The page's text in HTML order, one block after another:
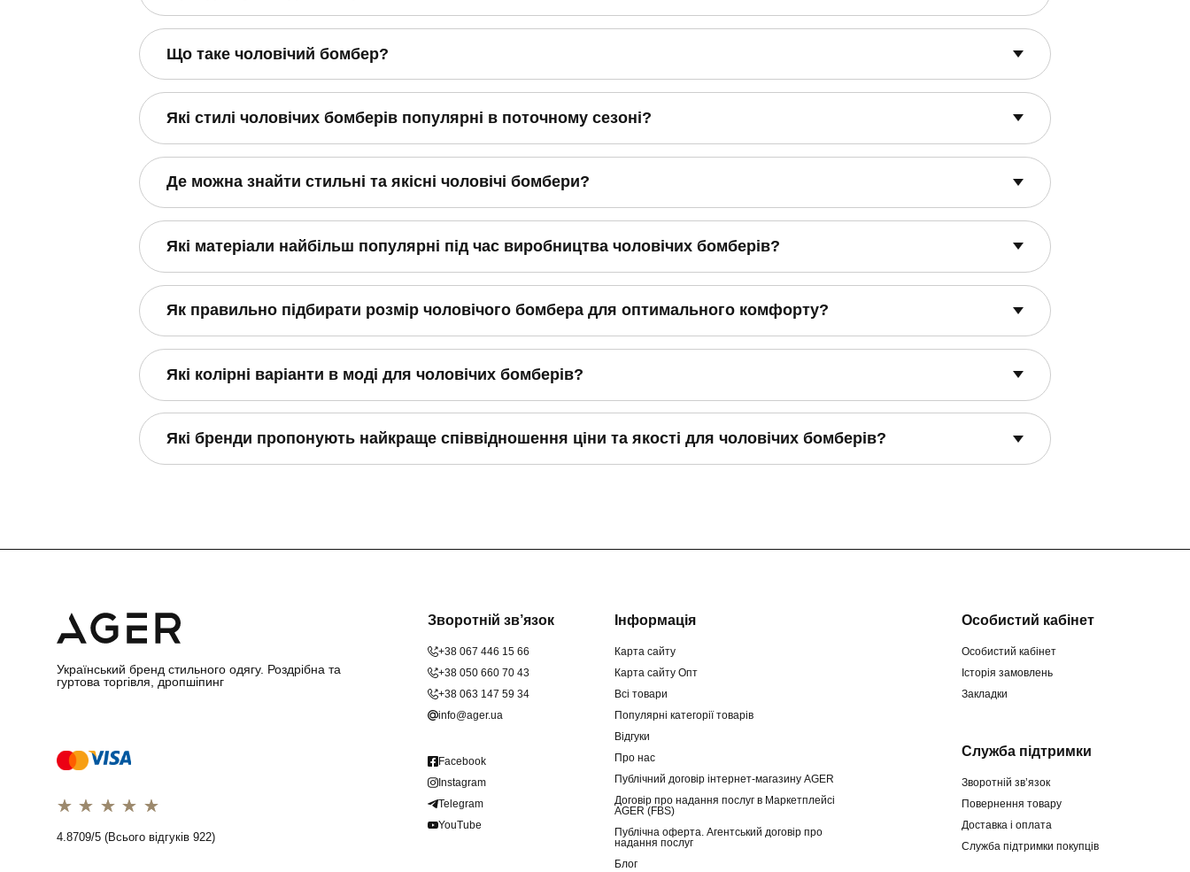
Що таке чоловічий бомбер?
Які стилі чоловічих бомберів популярні в поточному сезоні?
Де можна знайти стильні та якісні чоловічі бомбери?
Які матеріали найбільш популярні під час виробництва чоловічих бомберів?
Як правильно підбирати розмір чоловічого бомбера для оптимального комфорту?
Які колірні варіанти в моді для чоловічих бомберів?
Які бренди пропонують найкраще співвідношення ціни та якості для чоловічих бомберів?
Український бренд стильного одягу. Роздрібна та
гуртова торгівля, дропшіпинг
1 star
2 stars
3 stars
4 stars
5 stars
4.8709/5 (Всього відгуків 922)
Зворотній зв’язок
+38 067 446 15 66
+38 050 660 70 43
+38 063 147 59 34
info@ager.ua
Facebook
Instagram
Telegram
YouTube
Інформація
Карта сайту
Карта сайту Опт
Всі товари
Популярні категорії товарів
Відгуки
Про нас
Публічний договір інтернет-магазину AGER
Договір про надання послуг в Маркетплейсі
AGER (FBS)
Публічна оферта. Агентський договір про
надання послуг
Блог
Особистий кабінет
Особистий кабінет
Історія замовлень
Закладки
Служба підтримки
Зворотній зв’язок
Повернення товару
Доставка і оплата
Служба підтримки покупців